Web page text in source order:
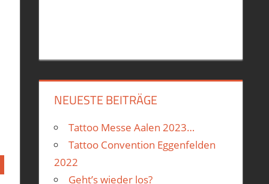
NEUESTE BEITRÄGE
Tattoo Messe Aalen 2023…
Tattoo Convention Eggenfelden
2022
Geht’s wieder los?